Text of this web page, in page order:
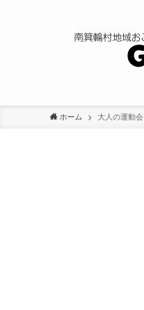
ホーム 大人の運動会